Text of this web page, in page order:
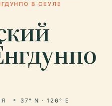
В СЕУЛЕ
37° N · 126° E